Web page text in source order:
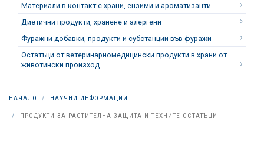
Материали в контакт с храни, ензими и ароматизанти
Диетични продукти, хранене и алергени
Фуражни добавки, продукти и субстанции във фуражи
Остатъци от ветеринарномедицински продукти в храни от
животински произход
НАЧАЛО НАУЧНИ ИНФОРМАЦИИ
ПРОДУКТИ ЗА РАСТИТЕЛНА ЗАЩИТА И ТЕХНИТЕ ОСТАТЪЦИ